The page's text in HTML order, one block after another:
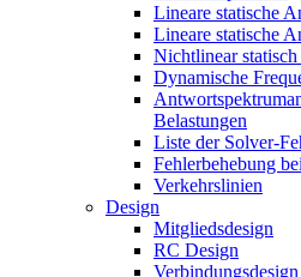
Lineare statische
Lineare statische
Nichtlinear
Dynamische
Belastungen
Liste der Solver-
Fehlerbehebung
Verkehrslinien
Design
Mitgliedsdesign
RC Design
Verbindungsdesign